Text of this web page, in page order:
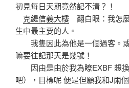
初見每日天期竟然記不清？！
克緹信義大樓 翻白眼：我怎
生中最主要的人。
我隻因此為他是一個過客。
嘛要往記那天是幾號！
因由是由於我為瞭EXBF 想換
吧），目標呢 便是但願我和J兩